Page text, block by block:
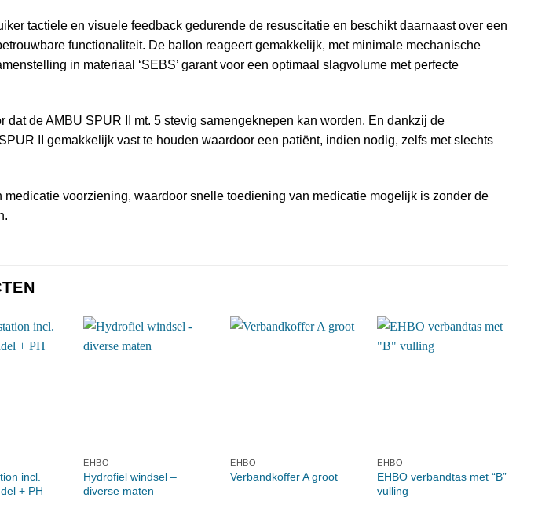
tactiele en visuele feedback gedurende de resuscitatie en beschikt daarnaast over een
functionaliteit. De ballon reageert gemakkelijk, met minimale mechanische
in materiaal ‘SEBS’ garant voor een optimaal slagvolume met perfecte
de AMBU SPUR II mt. 5 stevig samengeknepen kan worden. En dankzij de
II gemakkelijk vast te houden waardoor een patiënt, indien nodig, zelfs met slechts
medicatie voorziening, waardoor snelle toediening van medicatie mogelijk is zonder de
incl.
+ PH
EHBO
Hydrofiel windsel –
diverse maten
EHBO
Verbandkoffer A groot
EHBO
EHBO verbandtas met “B”
vulling